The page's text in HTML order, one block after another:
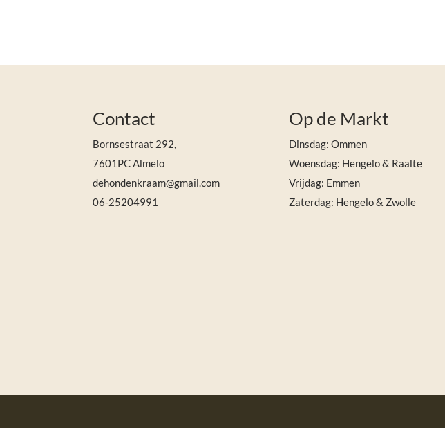
n
i
:
Contact
Bornsestraat 292,
7601PC Almelo
dehondenkraam@gmail.com
06-25204991
Op de Markt
Dinsdag: Ommen
Woensdag: Hengelo & Raalte
Vrijdag: Emmen
Zaterdag: Hengelo & Zwolle